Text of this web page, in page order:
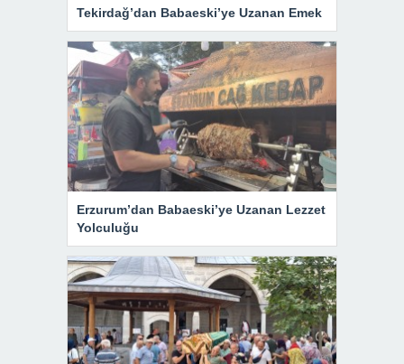
Tekirdağ’dan Babaeski’ye Uzanan Emek
Erzurum’dan Babaeski’ye Uzanan Lezzet
Yolculuğu